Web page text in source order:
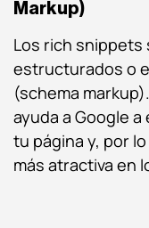
Markup)
Los rich snippets
estructurados o
(schema
ayuda a Google
tu página y, por
más atractiva en